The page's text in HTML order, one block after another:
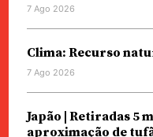
7 Ago 2026
Clima: Recurso
7 Ago 2026
Japão | Retiradas 5
aproximação de